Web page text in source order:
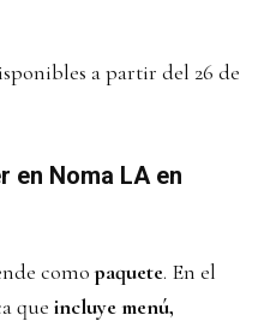
a partir del 26 de
en Noma LA en
comopaquete. En el
que incluye menú,